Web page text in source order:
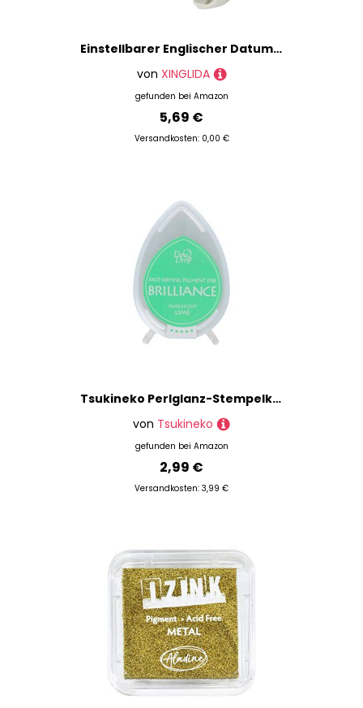
Einstellbarer Englischer Datum Stempel Stempelkautschuk Dater Büro Rotieren Für Scrapbooking Verpackungsverpackungen Struktur Zweisprachiger Datum Stempel
von XINGLIDA
gefunden bei Amazon
5,69 €
Versandkosten: 0,00 €
Tsukineko Perlglanz-Stempelkissen, Limettengrün, Synthetisches Material, Pearlscent Lime, 5 x 3.3 x 2.1 cm
von Tsukineko
gefunden bei Amazon
2,99 €
Versandkosten: 3,99 €